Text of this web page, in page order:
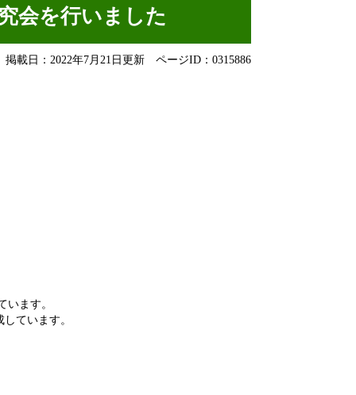
会を行いました
掲載日：2022年7月21日更新 ページID：0315886
ます。
ています。